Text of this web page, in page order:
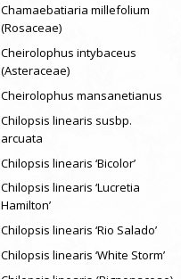
Chamaebatiaria millefolium
(Rosaceae)
Cheirolophus intybaceus
(Asteraceae)
Cheirolophus mansanetianus
Chilopsis linearis susbp.
arcuata
Chilopsis linearis ‘Bicolor’
Chilopsis linearis ‘Lucretia
Hamilton’
Chilopsis linearis ‘Rio Salado’
Chilopsis linearis ‘White Storm’